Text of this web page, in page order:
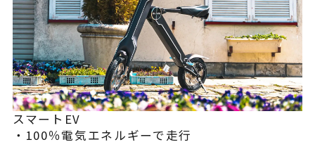
スマートEV
・100％電気エネルギーで走行